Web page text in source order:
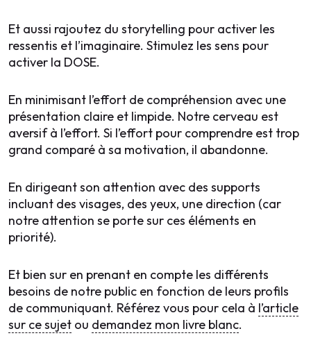
Et aussi rajoutez du storytelling pour activer les
ressentis et l’imaginaire. Stimulez les sens pour
activer la DOSE.
En minimisant l’effort de compréhension avec une
présentation claire et limpide. Notre cerveau est
aversif à l’effort. Si l’effort pour comprendre est trop
grand comparé à sa motivation, il abandonne.
En dirigeant son attention avec des supports
incluant des visages, des yeux, une direction (car
notre attention se porte sur ces éléments en
priorité).
Et bien sur en prenant en compte les différents
besoins de notre public en fonction de leurs profils
de communiquant. Référez vous pour cela à l’article
sur ce sujet ou demandez mon livre blanc.